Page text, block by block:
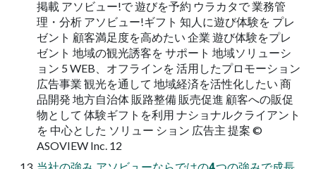
掲載 アソビュー!で 遊びを予約 ウラカタで 業務管
理・分析 アソビュー!ギフト 知人に遊び体験を プレ
ゼント 顧客満足度を高めたい 企業 遊び体験をプレ
ゼント 地域の観光誘客を サポート 地域ソリューシ
ョン 5 WEB、オフラインを 活用したプロモーション
広告事業 観光を通して 地域経済を活性化したい 商
品開発 地方自治体 販路整備 販売促進 顧客への販促
物として 体験ギフトを利用 ナショナルクライアント
を 中心とした ソリュー ション 広告主 提案 ©
ASOVIEW Inc. 12